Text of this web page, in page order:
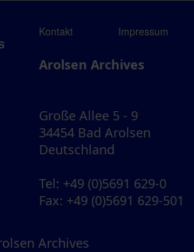
Kontakt Impressum
Arolsen Archives
Große Allee 5 - 9
34454 Bad Arolsen
Deutschland
Tel: +49 (0)5691 629-0
Fax: +49 (0)5691 629-501
Archives